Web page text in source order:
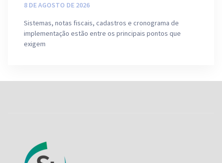
8 DE AGOSTO DE 2026
Sistemas, notas fiscais, cadastros e cronograma de
implementação estão entre os principais pontos que
exigem